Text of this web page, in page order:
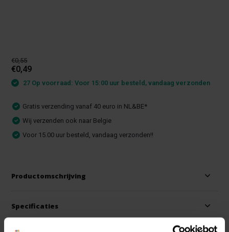
€0,55
€0,49
27 Op voorraad: Voor 15:00 uur besteld, vandaag verzonden
Gratis verzending vanaf 40 euro in NL&BE*
Wij verzenden ook naar Belgie
Voor 15.00 uur besteld, vandaag verzonden!!
Productomschrijving
Specificaties